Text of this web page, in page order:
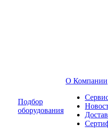
Подбор
оборудования
О Компании